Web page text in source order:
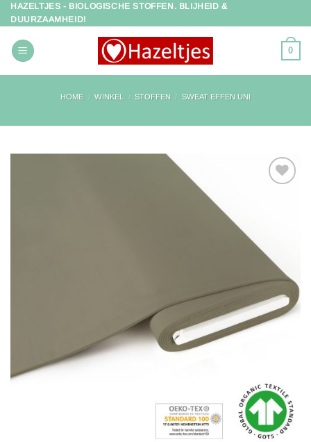
Ga
naar
inhoud
HAZELTJES - BIOLOGISCHE STOFFEN. BLIJHEID &
DUURZAAMHEID!
0
HOME / WINKEL / STOFFEN / SWEAT EFFEN UNI